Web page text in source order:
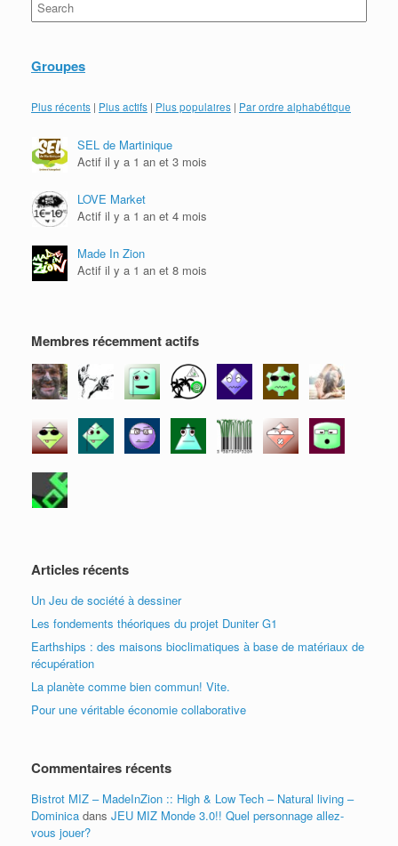
for:
Groupes
Plus récents | Plus actifs | Plus populaires | Par ordre alphabétique
SEL de Martinique
Actif il y a 1 an et 3 mois
LOVE Market
Actif il y a 1 an et 4 mois
Made In Zion
Actif il y a 1 an et 8 mois
Membres récemment actifs
Articles récents
Un Jeu de société à dessiner
Les fondements théoriques du projet Duniter G1
Earthships : des maisons bioclimatiques à base de matériaux de
récupération
La planète comme bien commun! Vite.
Pour une véritable économie collaborative
Commentaires récents
Bistrot MIZ – MadeInZion :: High & Low Tech – Natural living –
Dominica dans JEU MIZ Monde 3.0!! Quel personnage allez-
vous jouer?